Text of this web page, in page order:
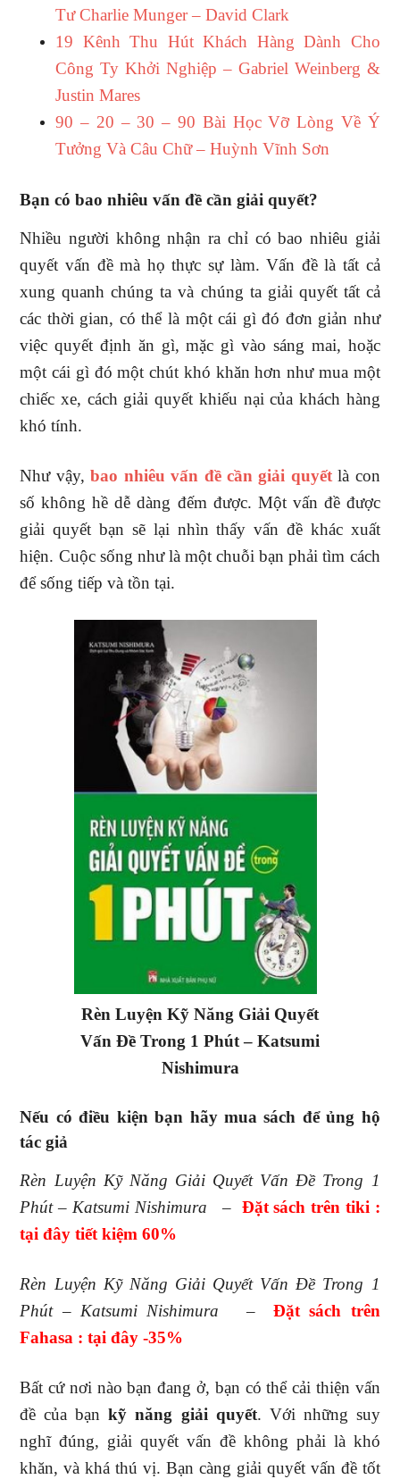
Tư Charlie Munger – David Clark
19 Kênh Thu Hút Khách Hàng Dành Cho
Công Ty Khởi Nghiệp – Gabriel Weinberg &
Justin Mares
90 – 20 – 30 – 90 Bài Học Vỡ Lòng Về Ý
Tưởng Và Câu Chữ – Huỳnh Vĩnh Sơn
Bạn có bao nhiêu vấn đề cần giải quyết?
Nhiều người không nhận ra chỉ có bao nhiêu giải
quyết vấn đề mà họ thực sự làm. Vấn đề là tất cả
xung quanh chúng ta và chúng ta giải quyết tất cả
các thời gian, có thể là một cái gì đó đơn giản như
việc quyết định ăn gì, mặc gì vào sáng mai, hoặc
một cái gì đó một chút khó khăn hơn như mua một
chiếc xe, cách giải quyết khiếu nại của khách hàng
khó tính.
Như vậy,bao nhiêu vấn đề cần giải quyết là con
số không hề dễ dàng đếm được. Một vấn đề được
giải quyết bạn sẽ lại nhìn thấy vấn đề khác xuất
hiện. Cuộc sống như là một chuỗi bạn phải tìm cách
để sống tiếp và tồn tại.
Rèn Luyện Kỹ Năng Giải Quyết
Vấn Đề Trong 1 Phút – Katsumi
Nishimura
Nếu có điều kiện bạn hãy mua sách để ủng hộ
tác giả
Rèn Luyện Kỹ Năng Giải Quyết Vấn Đề Trong 1
Phút – Katsumi Nishimura
– Đặt sách trên tiki :
tại đây tiết kiệm 60%
Rèn Luyện Kỹ Năng Giải Quyết Vấn Đề Trong 1
Phút – Katsumi Nishimura –Đặt sách trên
Fahasa : tại đây -35%
Bất cứ nơi nào bạn đang ở, bạn có thể cải thiện vấn
đề của bạnkỹ năng giải quyết. Với những suy
nghĩ đúng, giải quyết vấn đề không phải là khó
khăn, và khá thú vị. Bạn càng giải quyết vấn đề tốt